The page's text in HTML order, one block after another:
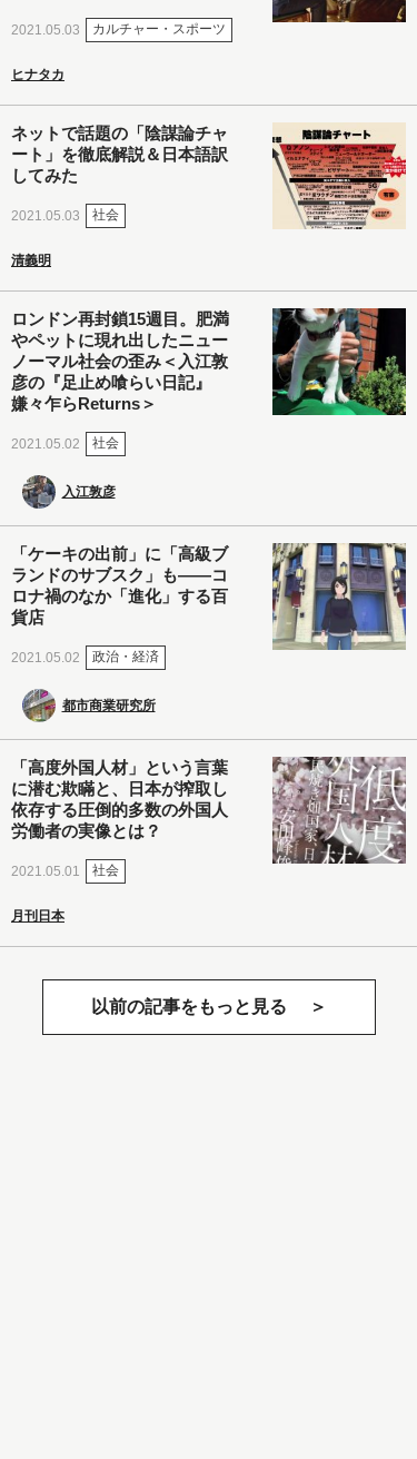
2021.05.03 カルチャー・スポーツ
ヒナタカ
ネットで話題の「陰謀論チャ
ート」を徹底解説＆日本語訳
してみた
2021.05.03 社会
清義明
ロンドン再封鎖15週目。肥満
やペットに現れ出したニュー
ノーマル社会の歪み＜入江敦
彦の『足止め喰らい日記』
嫌々乍らReturns＞
2021.05.02 社会
入江敦彦
「ケーキの出前」に「高級ブ
ランドのサブスク」も――コ
ロナ禍のなか「進化」する百
貨店
2021.05.02 政治・経済
都市商業研究所
「高度外国人材」という言葉
に潜む欺瞞と、日本が搾取し
依存する圧倒的多数の外国人
労働者の実像とは？
2021.05.01 社会
月刊日本
以前の記事をもっと見る